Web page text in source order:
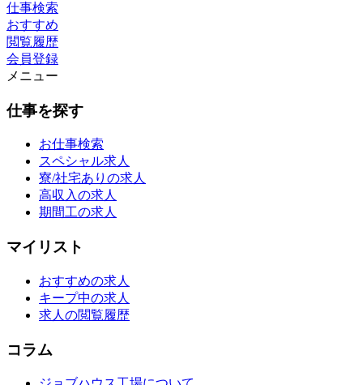
仕事検索
おすすめ
閲覧履歴
会員登録
メニュー
仕事を探す
お仕事検索
スペシャル求人
寮/社宅ありの求人
高収入の求人
期間工の求人
マイリスト
おすすめの求人
キープ中の求人
求人の閲覧履歴
コラム